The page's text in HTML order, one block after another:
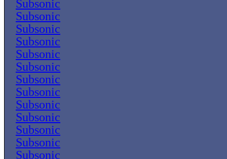
Subsonic
Subsonic
Subsonic
Subsonic
Subsonic
Subsonic
Subsonic
Subsonic
Subsonic
Subsonic
Subsonic
Subsonic
Subsonic